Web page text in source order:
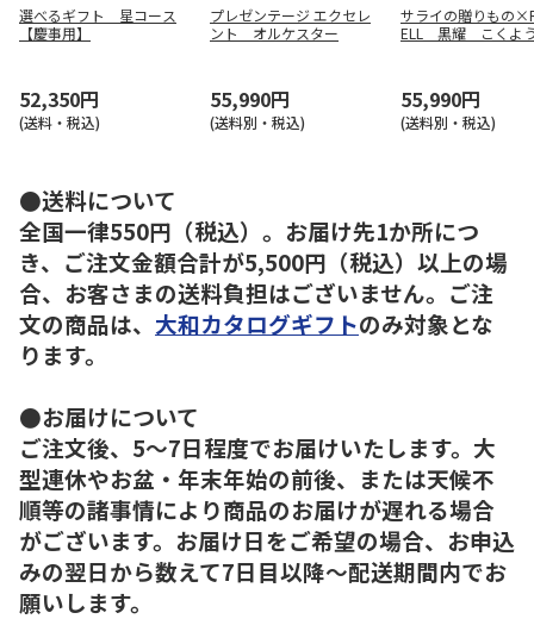
選べるギフト 星コース
【慶事用】
52,350円
(送料・税込)
プレゼンテージ エクセレ
ント オルケスター
55,990円
(送料別・税込)
サライの贈りもの
ELL 黒耀 こくよ
55,990円
(送料別・税込)
●送料について
全国一律550円（税込）。お届け先1か所につ
き、ご注文金額合計が5,500円（税込）以上の場
合、お客さまの送料負担はございません。ご注
文の商品は、 大和カタログギフトのみ対象とな
ります。
●お届けについて
ご注文後、5～7日程度でお届けいたします。大
型連休やお盆・年末年始の前後、または天候不
順等の諸事情により商品のお届けが遅れる場合
がございます。お届け日をご希望の場合、お申込
みの翌日から数えて7日目以降～配送期間内でお
願いします。